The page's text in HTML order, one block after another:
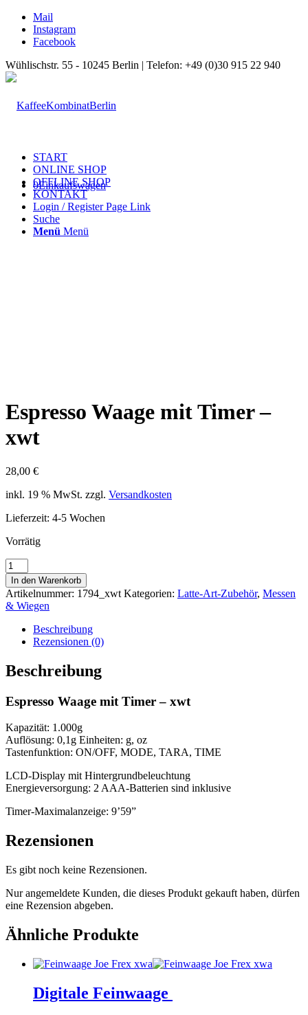
Mail
Instagram
Facebook
Wühlischstr. 55 - 10245 Berlin | Telefon: +49 (0)30 915 22 940
0Einkaufswagen
START
ONLINE SHOP
OFFLINE SHOP
KONTAKT
Login / Register Page Link
Suche
Menü Menü
Espresso Waage mit Timer –
xwt
28,00 €
inkl. 19 % MwSt. zzgl. Versandkosten
Lieferzeit: 4-5 Wochen
Vorrätig
Espresso
Waage
mit
Timer
-
Menge
In den Warenkorb
Artikelnummer: 1794_xwt Kategorien: Latte-Art-Zubehör, Messen
& Wiegen
Beschreibung
Rezensionen (0)
Beschreibung
Espresso Waage mit Timer – xwt
Kapazität: 1.000g
Auflösung: 0,1g Einheiten: g, oz
Tastenfunktion: ON/OFF, MODE, TARA, TIME
LCD-Display mit Hintergrundbeleuchtung
Energieversorgung: 2 AAA-Batterien sind inklusive
Timer-Maximalanzeige: 9’59”
Rezensionen
Es gibt noch keine Rezensionen.
Nur angemeldete Kunden, die dieses Produkt gekauft haben, dürfen
eine Rezension abgeben.
Ähnliche Produkte
Digitale Feinwaage